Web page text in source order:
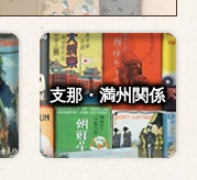
支那・満州関係